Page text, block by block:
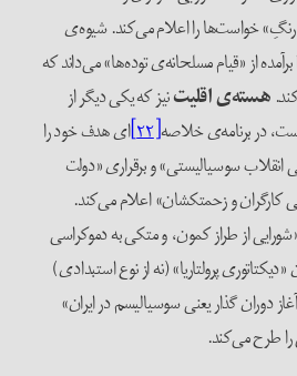
خواست‌ها را اعلام می‌کند. شیوه‌ی
از «قیام مسلحانه‌ی توده‌ها» می‌داند که
هسته‌ی اقلیتنیز که یکی دیگر از
در برنامه‌ی خلاصه[۲۲]
‌ای هدف خود را
سوسیالیستی» و برقراری «دولت
و زحمتکشان» اعلام می‌کند.
از طراز کمون، و متکی به دموکراسی
پرولتاریا» (نه از نوع استبدادی)
دوران گذار یعنی سوسیالیسم در ایران»
طرح می‌کند.